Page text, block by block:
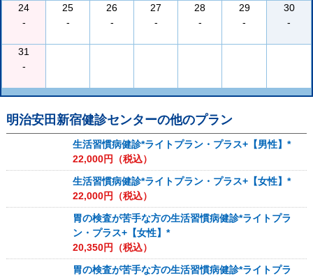
24
-
25
-
26
-
27
-
28
-
29
-
30
-
31
-
明治安田新宿健診センターの他のプラン
生活習慣病健診*ライトプラン・プラス+【男性】*
22,000円（税込）
生活習慣病健診*ライトプラン・プラス+【女性】*
22,000円（税込）
胃の検査が苦手な方の生活習慣病健診*ライトプラ
ン・プラス+【女性】*
20,350円（税込）
胃の検査が苦手な方の生活習慣病健診*ライトプラ